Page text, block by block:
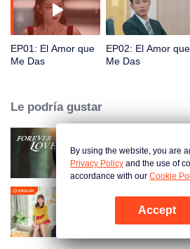
EP01: El Amor que
Me Das
EP02: El Amor que
Me Das
Le podría gustar
Amor Eterno
Pon Tu Cabeza
By using the website, you are
Privacy Policy and the use of
accordance with our Cookie
Accept